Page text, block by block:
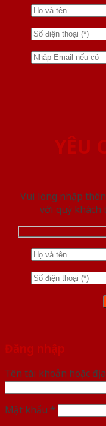
YÊU
Vui lòng nhập
với quý khách
Đăng nhập
Tên tài khoản hoặc
Mật khẩu *